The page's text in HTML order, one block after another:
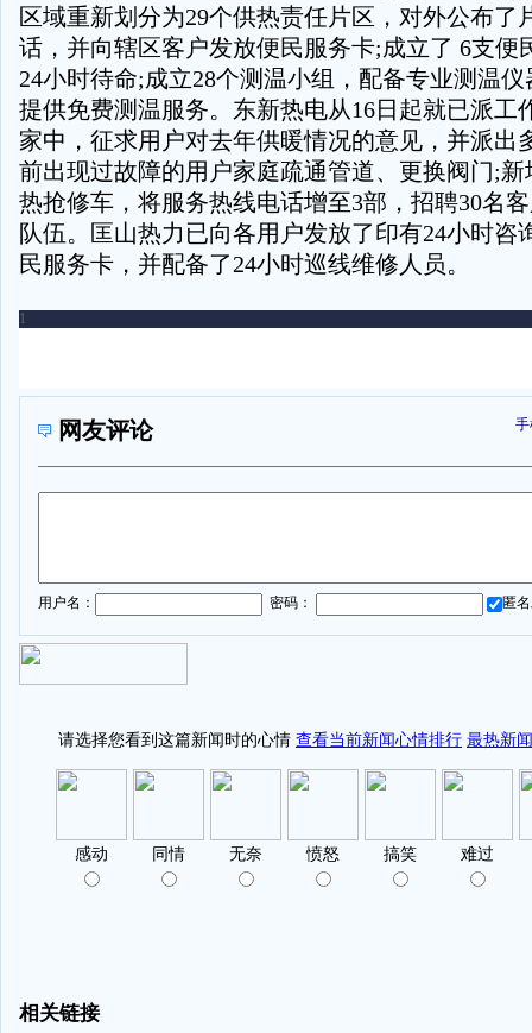
区域重新划分为29个供热责任片区，对外公布了
话，并向辖区客户发放便民服务卡;成立了 6支便
24小时待命;成立28个测温小组，配备专业测温
提供免费测温服务。东新热电从16日起就已派工
家中，征求用户对去年供暖情况的意见，并派出
前出现过故障的用户家庭疏通管道、更换阀门;新
热抢修车，将服务热线电话增至3部，招聘30名
队伍。匡山热力已向各用户发放了印有24小时咨
民服务卡，并配备了24小时巡线维修人员。
网友评论
用户名： 密码： 匿
相关链接